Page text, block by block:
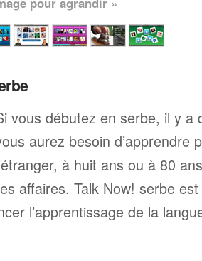
vous débutez en serbe, il y a
aurez besoin d’apprendre
à huit ans ou à 80
affaires. Talk Now! serbe
l’apprentissage de la